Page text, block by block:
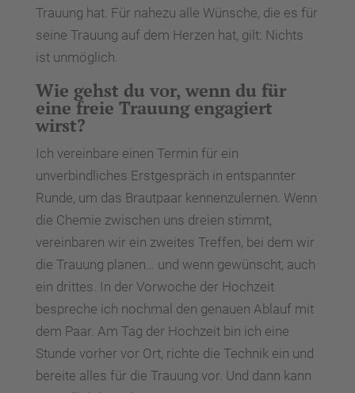
Trauung hat. Für nahezu alle Wünsche, die es für
seine Trauung auf dem Herzen hat, gilt: Nichts
ist unmöglich.
Wie gehst du vor, wenn du für
eine freie Trauung engagiert
wirst?
Ich vereinbare einen Termin für ein
unverbindliches Erstgespräch in entspannter
Runde, um das Brautpaar kennenzulernen. Wenn
die Chemie zwischen uns dreien stimmt,
vereinbaren wir ein zweites Treffen, bei dem wir
die Trauung planen… und wenn gewünscht, auch
ein drittes. In der Vorwoche der Hochzeit
bespreche ich nochmal den genauen Ablauf mit
dem Paar. Am Tag der Hochzeit bin ich eine
Stunde vorher vor Ort, richte die Technik ein und
bereite alles für die Trauung vor. Und dann kann